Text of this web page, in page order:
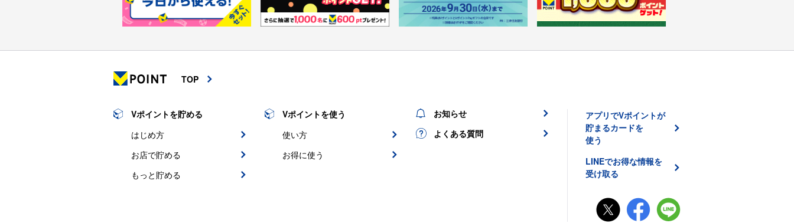
TOP
Vポイントを貯める
はじめ方
お店で貯める
もっと貯める
Vポイントを使う
使い方
お得に使う
お知らせ
よくある質問
アプリでVポイントが
貯まるカードを
使う
LINEでお得な情報を
受け取る